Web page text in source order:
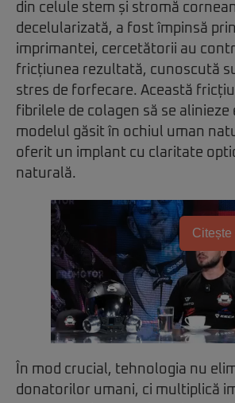
din celule stem și stromă
decelularizată, a fost împinsă
imprimantei, cercetătorii au
fricțiunea rezultată, cunoscută
stres de forfecare. Această
fibrilele de colagen să se alinieze
modelul găsit în ochiul uman
oferit un implant cu claritate
naturală.
Citește
În mod crucial, tehnologia nu
donatorilor umani, ci multiplică